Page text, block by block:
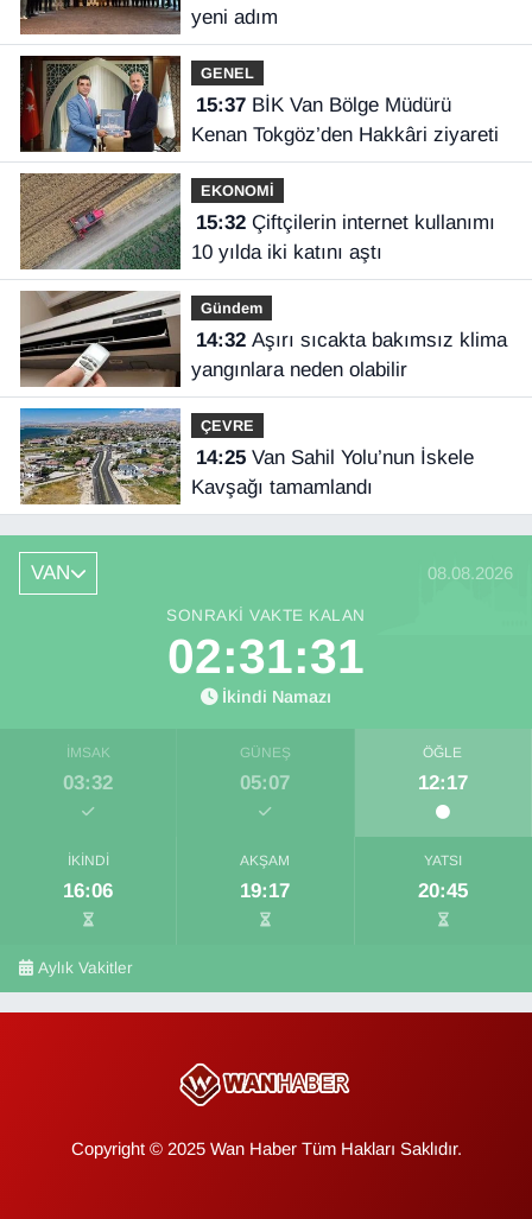
yeni adım
GENEL
15:37BİK Van Bölge Müdürü
Kenan Tokgöz’den Hakkâri ziyareti
EKONOMİ
15:32Çiftçilerin internet kullanımı
10 yılda iki katını aştı
Gündem
14:32Aşırı sıcakta bakımsız klima
yangınlara neden olabilir
ÇEVRE
14:25Van Sahil Yolu’nun İskele
Kavşağı tamamlandı
VAN 08.08.2026
SONRAKI VAKTE KALAN
02:31:30
İkindi Namazı
İMSAK
03:32
GÜNEŞ
05:07
ÖĞLE
12:17
İKINDI
16:06
AKŞAM
19:17
YATSI
20:45
Aylık Vakitler
Copyright © 2025 Wan Haber Tüm Hakları Saklıdır.